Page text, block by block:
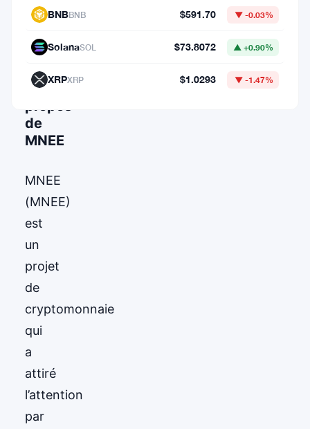
64,777.31016872
À
de
MNEE
MNEE
(MNEE)
est
un
projet
de
cryptomonnaie
qui
a
attiré
l’attention
par
BNBBNB $591.70 ▼ -0.03%
SolanaSOL $73.8072 ▲ +0.90%
XRPXRP $1.0293 ▼ -1.47%